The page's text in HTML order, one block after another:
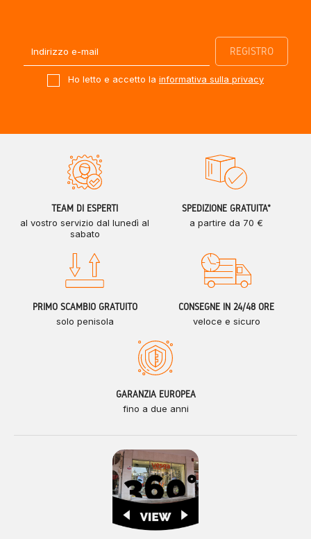
Ho letto e accetto la informativa sulla privacy
TEAM DI ESPERTI
al vostro servizio dal lunedì al
sabato
SPEDIZIONE GRATUITA*
a partire da 70 €
PRIMO SCAMBIO GRATUITO
solo penisola
CONSEGNE IN 24/48 ORE
veloce e sicuro
GARANZIA EUROPEA
fino a due anni